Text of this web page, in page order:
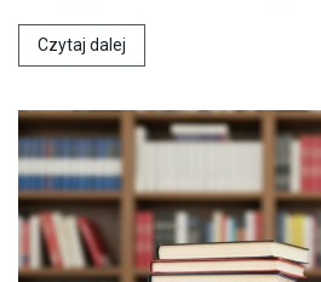
Czytaj dalej